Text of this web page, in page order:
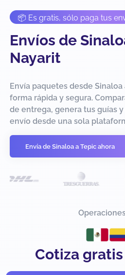
📦 Es gratis, sólo paga tus
Envíos de
Nayarit
Envía paquetes desde Sinaloa
forma rápida y segura.
de entrega, genera tus guías
envío desde una sola
Envía de Sinaloa a Tepic ahora
Cotiza